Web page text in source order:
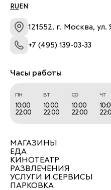
RU EN
121552, г. Москва, ул.
+7 (495) 139-03-33
Часы работы
пн
10:00
22:00
вт
10:00
22:00
ср
10:00
22:00
чт
МАГАЗИНЫ
ЕДА
КИНОТЕАТР
РАЗВЛЕЧЕНИЯ
УСЛУГИ И СЕРВИСЫ
ПАРКОВКА